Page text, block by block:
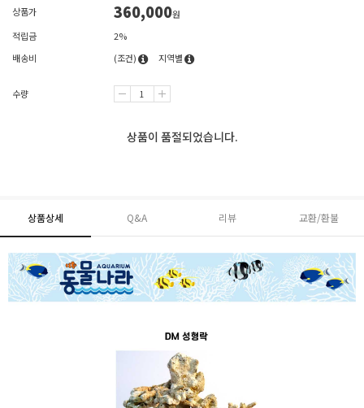
상품가 360,000원
적립금
2%
배송비
(조건) 지역별
수량
상품이 품절되었습니다.
상품상세 Q&A 리뷰 교환/환불